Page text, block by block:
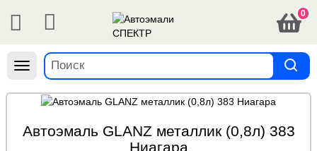
0
Навигация
Автоэмаль GLANZ металлик (0,8л) 383
Ниагара